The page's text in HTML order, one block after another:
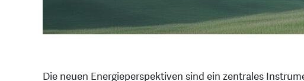
Die neuen Energieperspektiven sind ein zentrales